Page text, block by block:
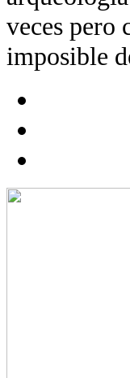
veces pero
imposible